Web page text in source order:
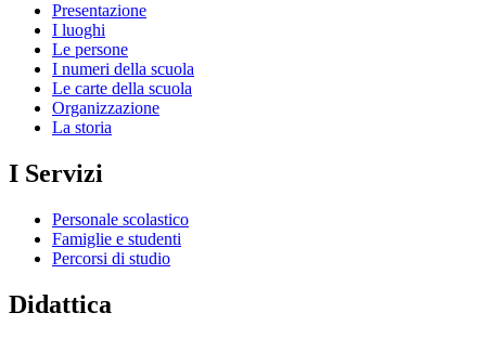
Presentazione
I luoghi
Le persone
I numeri della scuola
Le carte della scuola
Organizzazione
La storia
I Servizi
Personale scolastico
Famiglie e studenti
Percorsi di studio
Didattica